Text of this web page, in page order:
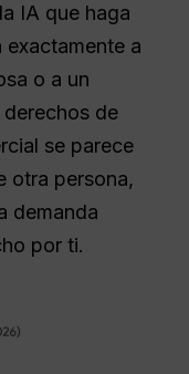
IA que haga
a
o a un
de
se parece
otra persona,
demanda
por ti.